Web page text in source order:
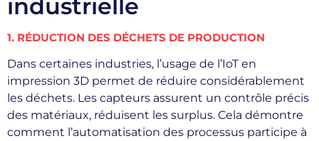
industrielle
1. RÉDUCTION DES DÉCHETS DE PRODUCTION
Dans certaines industries, l’usage de l’IoT en
impression 3D permet de réduire considérablement
les déchets. Les capteurs assurent un contrôle précis
des matériaux, réduisent les surplus. Cela démontre
comment l’automatisation des processus participe à